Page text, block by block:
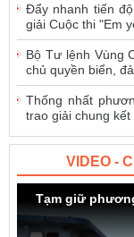
Đẩy nhanh tiến
giải Cuộc thi "Em
Bộ Tư lệnh Vùng
chủ quyền biển,
Thống nhất
trao giải chung
VIDEO -